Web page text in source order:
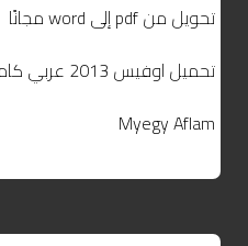
تحويل من pdf إلى word مجانًا
تحميل اوفيس 2013 عربي كامل مضغوط
Myegy Aflam